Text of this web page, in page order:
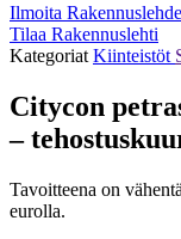
Ilmoita
Tilaa Rakennuslehti
Kategoriat Kiinteistöt
Citycon
–
Tavoitteena on
eurolla.